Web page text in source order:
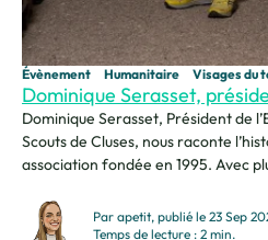
Dominique Serasset,
Évènement Humanitaire Visages du
Dominique Serasset, Président de
Scouts de Cluses, nous raconte
association fondée en 1995. Avec
ventes solidaires dont les bénéfices
humanitaires à travers le monde.
Par apetit, publié le 23 Sep
Temps de lecture : 2 min.